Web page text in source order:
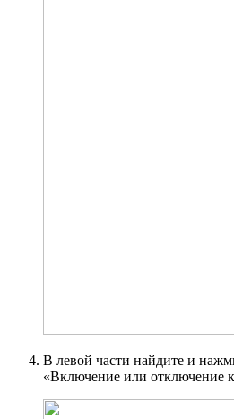
В левой части найдите и
«Включение или отключение